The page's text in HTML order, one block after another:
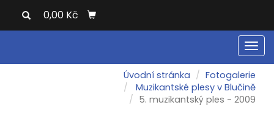
0,00 Kč
Úvodní stránka
Fotogalerie
Muzikantské plesy v Blučině
5. muzikantský ples - 2009